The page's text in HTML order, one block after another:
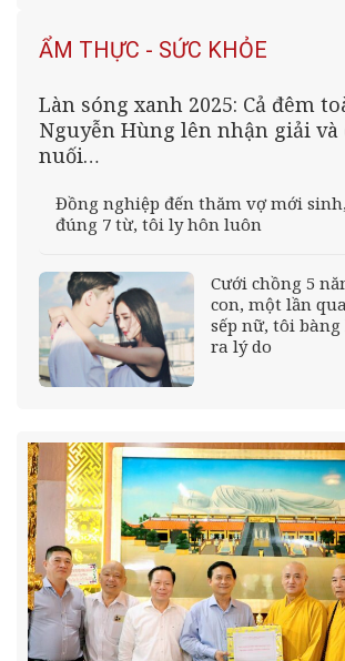
ẨM THỰC - SỨC KHỎE
Làn sóng xanh 2025: Cả đêm
Nguyễn Hùng lên nhận giải
nuối…
Đồng nghiệp đến thăm vợ mới
đúng 7 từ, tôi ly hôn luôn
Cưới chồng 5
con, một lần
sếp nữ, tôi
ra lý do